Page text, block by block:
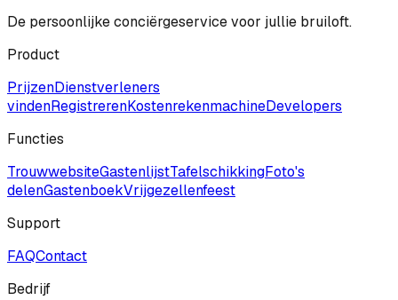
De persoonlijke conciërgeservice voor jullie bruiloft.
Product
PrijzenDienstverleners
vindenRegistrerenKostenrekenmachineDevelopers
Functies
TrouwwebsiteGastenlijstTafelschikkingFoto's
delenGastenboekVrijgezellenfeest
Support
FAQContact
Bedrijf